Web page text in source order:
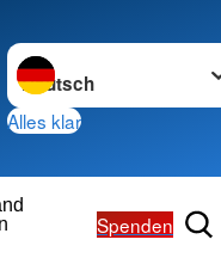
Sprache wechseln zu
Alles klar
Spenden